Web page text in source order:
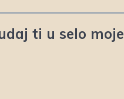
ti u selo moje